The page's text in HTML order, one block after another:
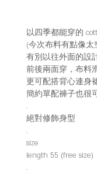
以四季都能穿的
(今次布料有點像太
有別以往外面的設
前後兩面穿，布料
更可配搭背心連身
簡約單配褲子也很
.
絕對修飾身型
.
size
length 55 (free size)
.